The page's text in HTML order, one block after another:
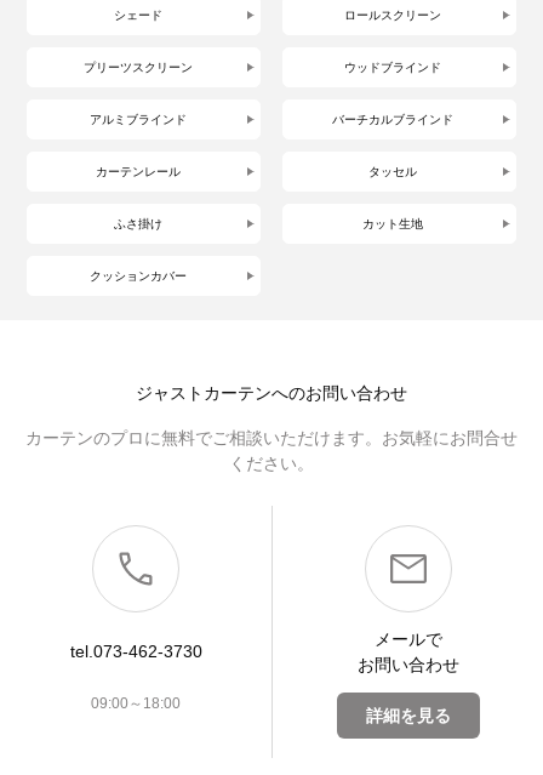
シェード ロールスクリーン
プリーツスクリーン ウッドブラインド
アルミブラインド バーチカルブラインド
カーテンレール タッセル
ふさ掛け カット生地
クッションカバー
ジャストカーテンへのお問い合わせ
カーテンのプロに無料でご相談いただけます。お気軽にお問合せ
ください。
tel.073-462-3730
09:00～18:00
メールで
お問い合わせ
詳細を見る